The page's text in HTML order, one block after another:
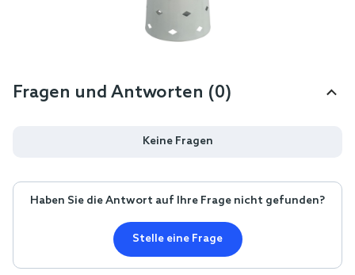
Fragen und Antworten (0)
Keine Fragen
Haben Sie die Antwort auf Ihre Frage nicht gefunden?
Stelle eine Frage